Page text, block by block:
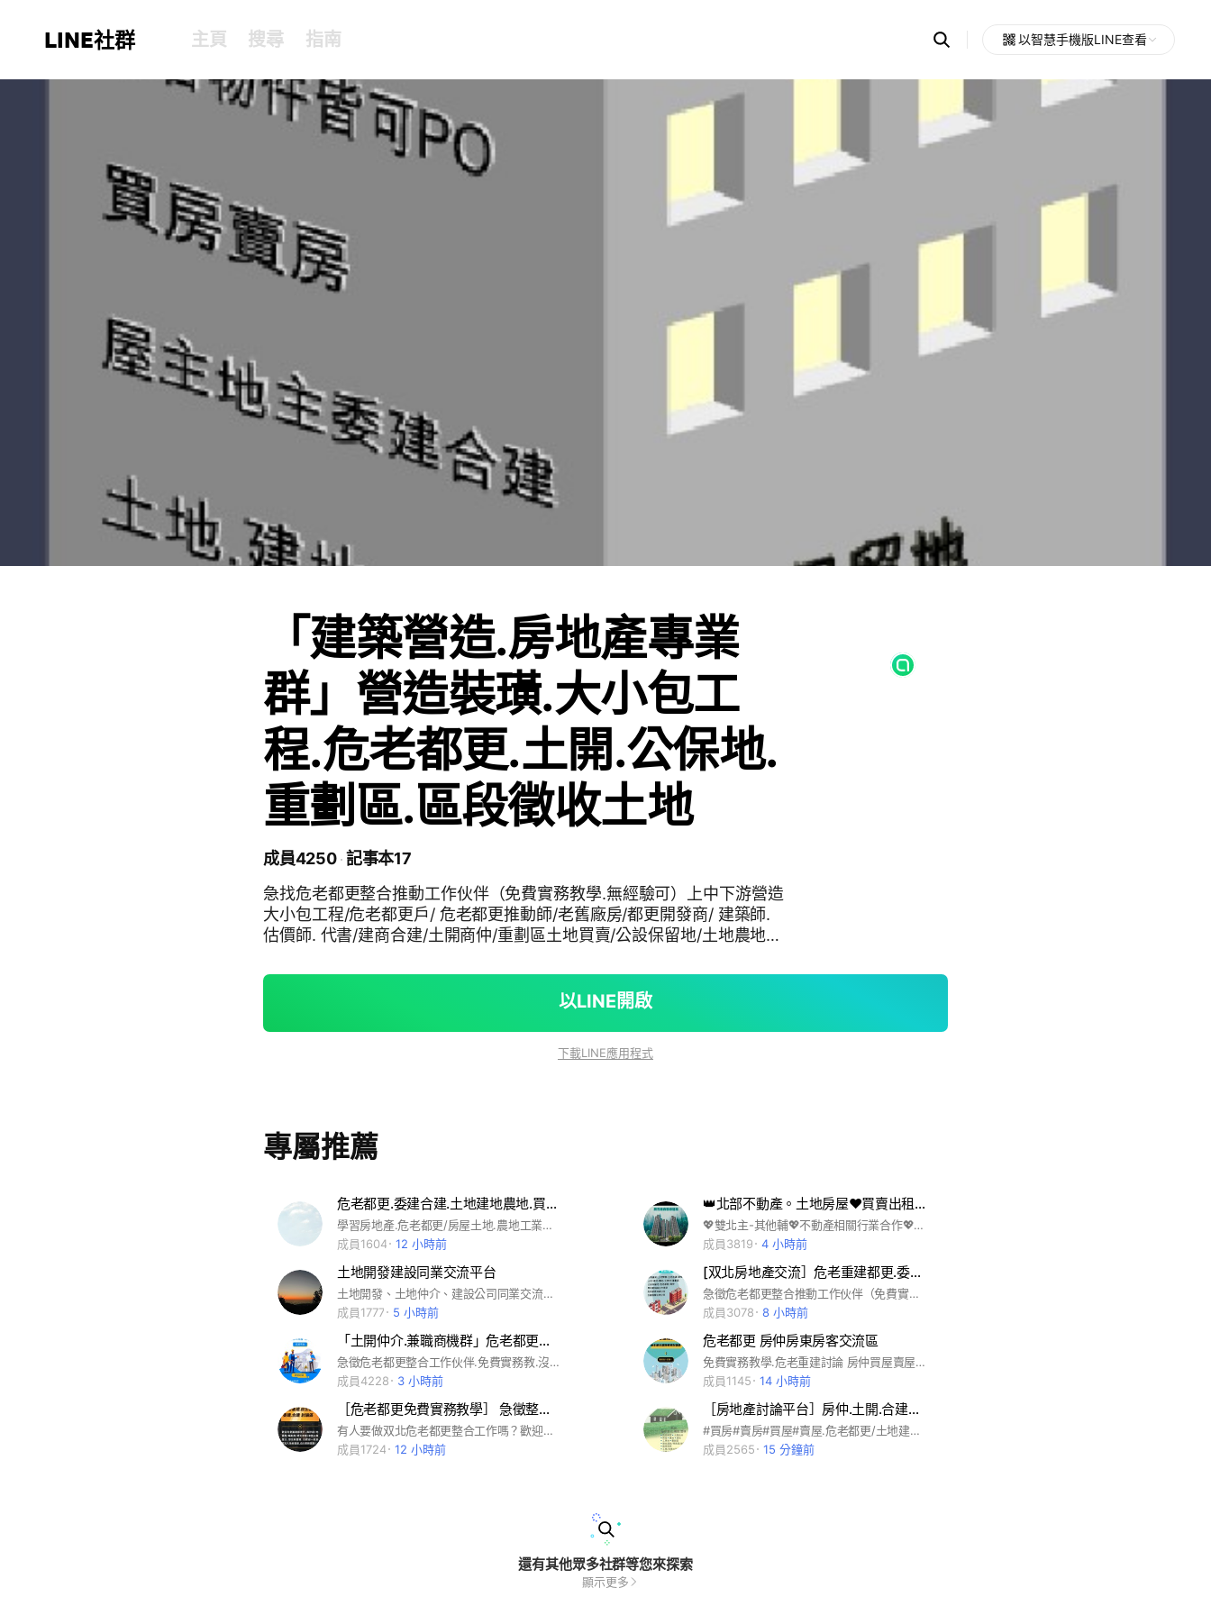
LINE社群 主頁 搜尋 指南 Search
OpenChats
messages
search
以智慧手機版LINE查看
「建築營造.房地產專業
群」營造裝璜.大小包工
程.危老都更.土開.公保地.
重劃區.區段徵收土地
成員4250 記事本17
急找危老都更整合推動工作伙伴（免費實務教學.無經驗可）上中下游營造
大小包工程/危老都更戶/ 危老都更推動師/老舊廠房/都更開發商/ 建築師.
估價師. 代書/建商合建/土開商仲/重劃區土地買賣/公設保留地/土地農地工
以LINE開啟
下載LINE應用程式
專屬推薦
危老都更.委建合建.土地建地農地.買賣房.討論群
學習房地產.危老都更/房屋土地.農地工業地/建商推案/餘屋优惠/討論分享
成員1604
12 小時前
👑北部不動產。土地房屋❤買賣出租買房房市合建改建都更危老預售屋聯盟台北新北新竹桃園上班族面試職場求職
💖雙北主-其他輔💖不動產相關行業合作💖土地建物💖互助💖合作💖訊息💖交流💖急件💖出租💖出售💖改建💖合建💖委建💖危老💖都市更新💖都更💖營建💖工程💖裝潢💖發包💖案件💖稅務問題討論~群組互惠。 💒本群成員包含建設公司/律師/土地開發/房屋仲介/土地仲介/不動產營業員/代書（地政士）/地主/屋主/營造/工程等不動產相關行業。 希望各位好朋友存善心，一起交流互助，幫助自己也幫助別人，也歡迎邀請好友一同加入，目標5000人，感謝加入的各位朋友。 其他備註：土地包含~都市計畫區、建築用地、住宅區、商業區、工業區、農業區、農業用地道路用地、重劃區、保護區。非都市計畫區、甲建、甲種建築用地、乙建、乙種建築用地、丙建、丙種建築用地、丁建、丁種建築用地、農業區、農牧用地、一般農業用地美圖/化妝拍攝/網紅/手機/流行/時尚/潮流/韓國/交友/高中生大學生/交流/網美/優質/女生/開團/打卡/秘境/分享/ 熱門/景點/團媽團爸團購/工程師/鬼滅/愛好/毛孩/疫情/彩妝/橘貓/讀書會/學習/旅行/飯店/旅館/直播主/手機/蘋果/校友/動森/動物森友會/公仔/代購/團購/中華職棒/中職/日本職棒/日職/分享/俱樂部/吃貨/副食品/減肥/美食/追劇/股票/米其林/追劇/股票/股市/台積電/面試/健身/人力/找工作netflix/環島/存錢/親子/按摩/vip/筆記/談心/交友/情報/新手/同好/愛好/自行車/單車/潛水露營/登山釣魚/NBA/健身/籃球/棒球/MLB/足球/兔子/毛孩/貓咪/柴犬/貴賓/傳說對決/手遊/球鞋/精品/美甲服飾/彩妝/保養/進擊的巨人/海賊王/公仔/webtoon/甜點/美食/銅板美食/吃貨/米其林/民宿/環島/民宿/日劇韓劇/美劇/家長/功課/校友/社團/筆記老師/大學高中/好市多/老師知識/工程師/前端/手機/家電心事/愛情/交心談心/研究所/育兒/親子/童裝新手/媽咪/新手媽咪/轉學/求職/求學/面試/外送/上班族/房市/理財/信用卡/存錢/門市/創業/同業/團購/夥伴/大小事資訊/雙北/台北臺北/台北市/台北人/新北/新北市/新北人/基隆/基隆市/基隆人/桃園桃園市/桃園人/中壢/中壢人/內壢/內壢人/苗栗宜蘭市宜蘭人/花蓮市花蓮人/花東台東人/新竹/新竹人竹北/中部/台中/台中市/台中人/雲林人/高雄屏東墾丁彰化台南臺臺南嘉義岡山 皇冠聯盟。皇冠天選。猴神聯邦
成員3819
4 小時前
土地開發建設同業交流平台
土地開發、土地仲介、建設公司同業交流。 歡迎各位朋友在群裡發名片，群裡有隱藏的買方，建設公司，土地開發同業大家交流，共創業績。 禁發股票、二胎、課程或其他跟土地不相干的廣告，一律踢出。 歡迎各位朋友一起邀人加入。
成員1777
5 小時前
[双北房地產交流］危老重建都更.委建合建.全案管理.土地. 買房.賣房
急徵危老都更整合推動工作伙伴（免費實務教學.無經驗可）合建委建.專業不動產買賣.便宜好房.土地.建地.工業地.農地.買房.賣房.租房.買屋.賣屋.投資出租.地主委建合建.建商營造.居家裝修.水電木工泥工.裝潢搬家清潔.室内設計.都可進來分享
成員3078
8 小時前
「土開仲介.兼職商機群」危老都更整合.全案管理委建合建.公保地.土地農地仲介.房地產投資買房賣房
急徵危老都更整合工作伙伴.免費實務教.沒經驗可/學買房.賣房.租屋.危老都更戶.屋主地主.委建合建 實務諮詢.危老推動師.建商營造廠.建築師律師代書.買屋.賣屋.出租代管 土地房地產 危老都更教學實務 法令規章 仲介法拍 買房賣房 歡迎討論分享
成員4228
3 小時前
危老都更 房仲房東房客交流區
免費實務教學.危老重建討論 房仲買屋賣屋.歡迎地主.屋主加入諮詢
成員1145
14 小時前
［危老都更免費實務教學］ 急徵整合工作伙伴.海砂屋.危老都更.委建合建.
有人要做双北危老都更整合工作嗎？歡迎危老重建都更户/權益受損戶/海砂屋/地震屋/輻射屋/危險屋/透天老屋/老舊公寓屋主,想住新房好朋友加入分享討論
成員1724
12 小時前
［房地產討論平台］房仲.土開.合建委建.土地農地建地.買房賣房.租屋買屋.租房.討論群
#買房#賣房#買屋#賣屋.危老都更/土地建地.工業地/農地商仲/土開合建/建商推案餘屋优惠分享
成員2565
15 分鐘前
還有其他眾多社群等您來探索
顯示更多